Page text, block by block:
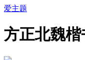
爱主题
方正北魏